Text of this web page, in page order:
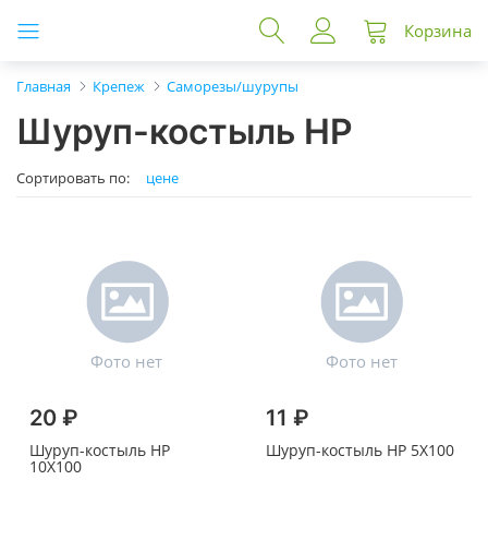
Корзина
Главная Крепеж Саморезы/шурупы
Шуруп-костыль HP
Сортировать по: цене
20 ₽
Шуруп-костыль HP
10X100
11 ₽
Шуруп-костыль HP 5X100